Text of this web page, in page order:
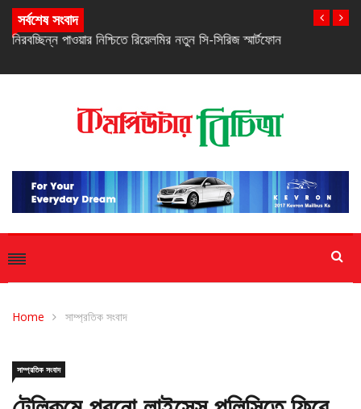
সর্বশেষ সংবাদ
নিরবচ্ছিন্ন পাওয়ার নিশ্চিতে রিয়েলমির নতুন সি-সিরিজ স্মার্টফোন
টেলিকমে পুরনো লাইসেন্স পলিসিতে ফিরে